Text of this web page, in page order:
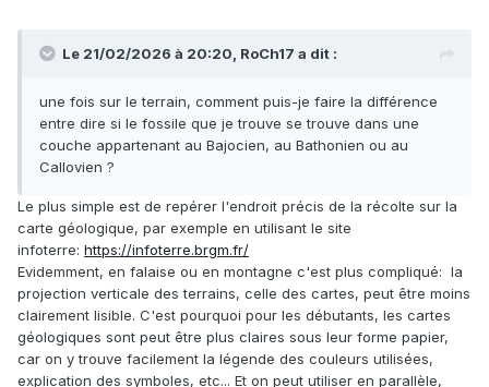
Le 21/02/2026 à 20:20, RoCh17 a dit :
une fois sur le terrain, comment puis-je faire la différence
entre dire si le fossile que je trouve se trouve dans une
couche appartenant au Bajocien, au Bathonien ou au
Callovien ?
Le plus simple est de repérer l'endroit précis de la récolte sur la
carte géologique, par exemple en utilisant le site
infoterre: https://infoterre.brgm.fr/
Evidemment, en falaise ou en montagne c'est plus compliqué: la
projection verticale des terrains, celle des cartes, peut être moins
clairement lisible. C'est pourquoi pour les débutants, les cartes
géologiques sont peut être plus claires sous leur forme papier,
car on y trouve facilement la légende des couleurs utilisées,
explication des symboles, etc... Et on peut utiliser en parallèle,